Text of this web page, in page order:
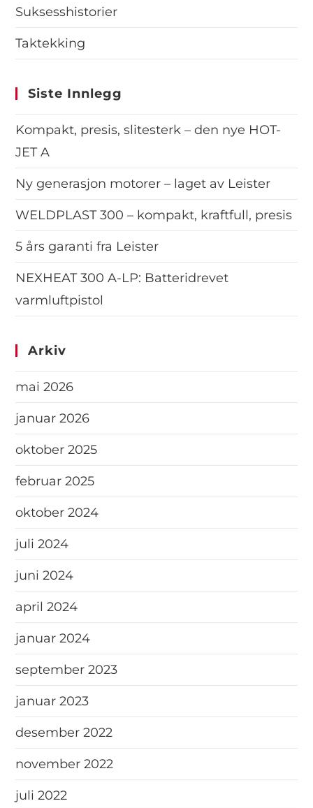
Suksesshistorier
Taktekking
Siste Innlegg
Kompakt, presis, slitesterk – den nye HOT-
JET A
Ny generasjon motorer – laget av Leister
WELDPLAST 300 – kompakt, kraftfull, presis
5 års garanti fra Leister
NEXHEAT 300 A-LP: Batteridrevet
varmluftpistol
Arkiv
mai 2026
januar 2026
oktober 2025
februar 2025
oktober 2024
juli 2024
juni 2024
april 2024
januar 2024
september 2023
januar 2023
desember 2022
november 2022
juli 2022